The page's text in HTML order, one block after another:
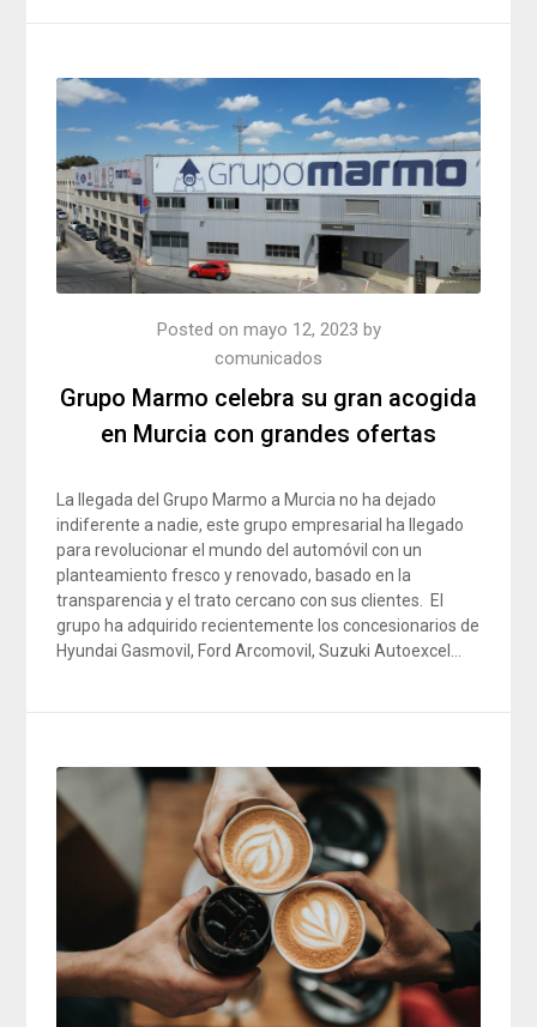
Grupo Marmo celebra su gran acogida
en Murcia con grandes ofertas
Posted on mayo 12, 2023 by
comunicados
La llegada del Grupo Marmo a Murcia no ha dejado
indiferente a nadie, este grupo empresarial ha llegado
para revolucionar el mundo del automóvil con un
planteamiento fresco y renovado, basado en la
transparencia y el trato cercano con sus clientes. El
grupo ha adquirido recientemente los concesionarios de
Hyundai Gasmovil, Ford Arcomovil, Suzuki Autoexcel…